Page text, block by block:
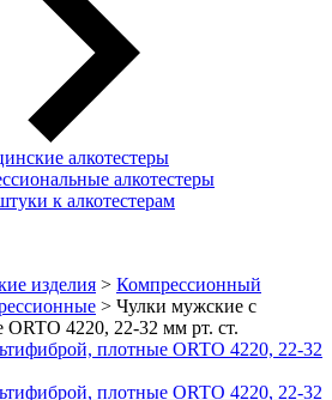
алкотестеры
алкотестеры
к алкотестерам
изделия > Компрессионный
> Чулки мужские с
4220, 22-32 мм рт. ст.